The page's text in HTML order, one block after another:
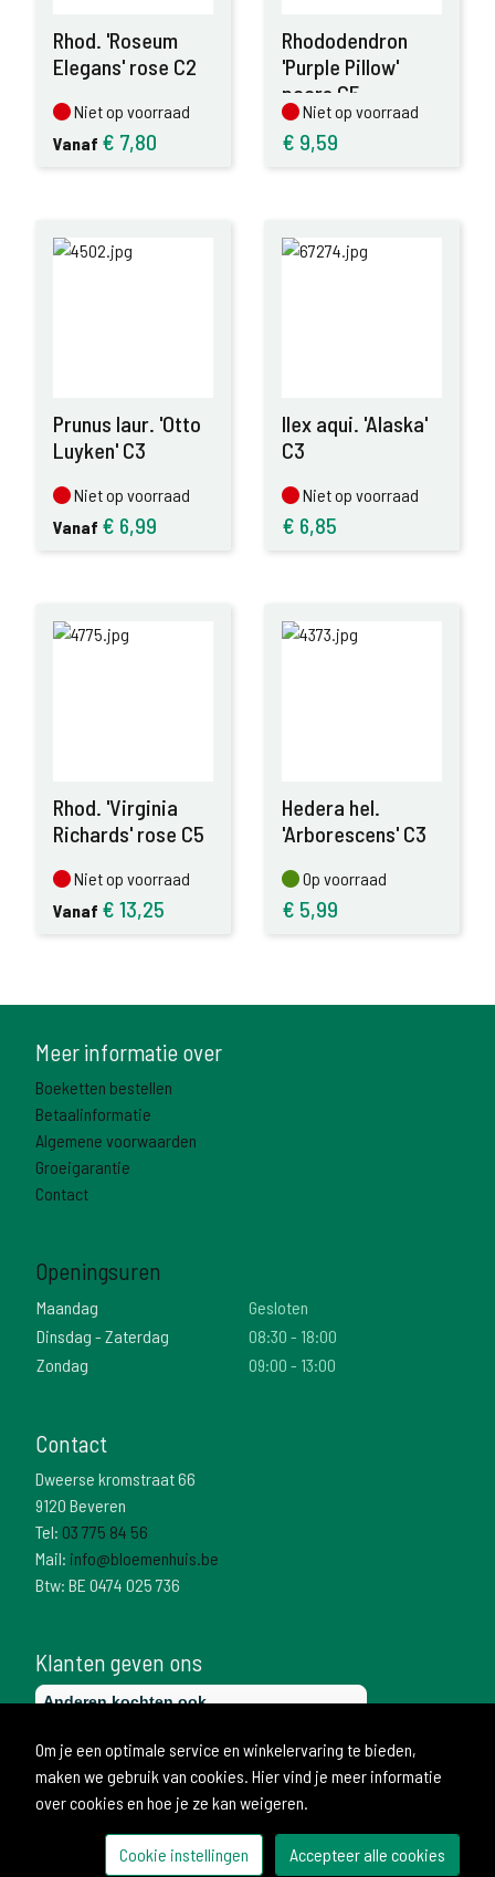
Rhod. 'Roseum
Elegans' rose C2
Niet op voorraad
Niet op voorraad
Vanaf € 7,80
Rhododendron
'Purple Pillow'
paars C5
Niet op voorraad
Niet op voorraad
€ 9,59
Prunus laur. 'Otto
Luyken' C3
Niet op voorraad
Niet op voorraad
Vanaf € 6,99
Ilex aqui. 'Alaska'
C3
Niet op voorraad
Niet op voorraad
€ 6,85
Rhod. 'Virginia
Richards' rose C5
Niet op voorraad
Niet op voorraad
Vanaf € 13,25
Hedera hel.
'Arborescens' C3
Op voorraad
Op voorraad
€ 5,99
Meer informatie over
Boeketten bestellen
Betaalinformatie
Algemene voorwaarden
Groeigarantie
Contact
Openingsuren
Maandag
Gesloten
Dinsdag - Zaterdag
08:30 - 18:00
Zondag
09:00 - 13:00
Contact
Dweerse kromstraat 66
9120 Beveren
Tel: 03 775 84 56
Mail: info@bloemenhuis.be
Btw: BE 0474 025 736
Klanten geven ons
Om je een optimale service en winkelervaring te bieden,
maken we gebruik van cookies. Hier vind je meer informatie
over cookies en hoe je ze kan weigeren.
Cookie instellingen Accepteer alle cookies